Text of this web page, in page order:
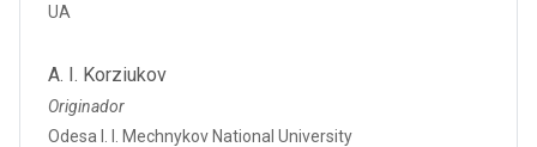
UA
A. I. Korziukov
Originador
Odesa I. I. Mechnykov National University